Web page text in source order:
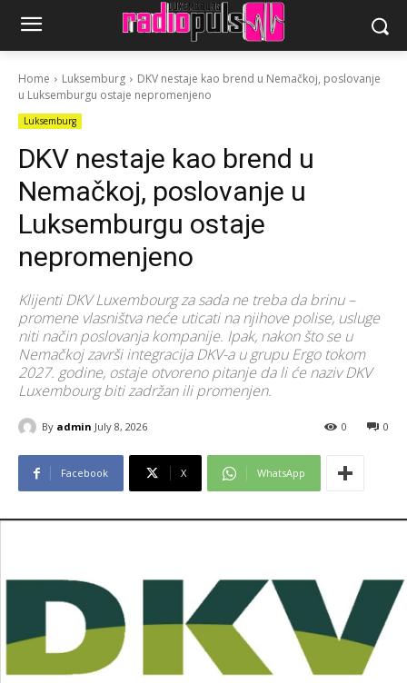
Home Luksemburg
DKV nestaje kao brend u Nemačkoj, poslovanje
u Luksemburgu ostaje nepromenjeno
Luksemburg
DKV nestaje kao brend u
Nemačkoj, poslovanje u
Luksemburgu ostaje
nepromenjeno
Klijenti DKV Luxembourg za sada ne treba da brinu –
promene vlasništva neće uticati na njihove polise, usluge
niti način poslovanja kompanije. Ipak, nakon što se u
Nemačkoj završi integracija DKV-a u grupu Ergo tokom
2027. godine, ostaje otvoreno pitanje da li će naziv DKV
Luxembourg biti zadržan ili promenjen.
By admin July 8, 2026 0
0
Facebook X WhatsApp